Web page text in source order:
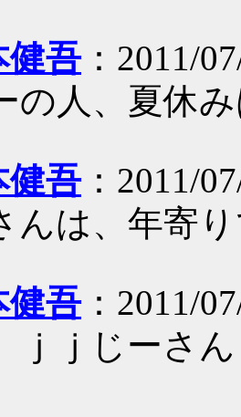
健吾：2011/
の人、夏休
健吾：2011/
んは、年寄
健吾：2011/
ｊｊじーさ